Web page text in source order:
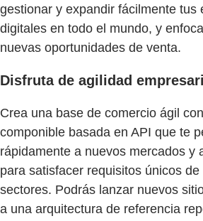
gestionar y expandir fácilmente tus
digitales en todo el mundo, y
nuevas oportunidades de venta.
Disfruta de agilidad
Crea una base de comercio ágil
componible basada en API que te
rápidamente a nuevos mercados y
para satisfacer requisitos únicos
sectores. Podrás lanzar nuevos
a una arquitectura de referencia